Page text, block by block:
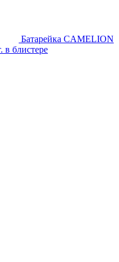
Батарейка CAMELION
в блистере